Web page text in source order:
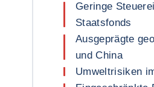
Geringe
Staatsfonds
Ausgeprägte
und China
Umweltrisiken